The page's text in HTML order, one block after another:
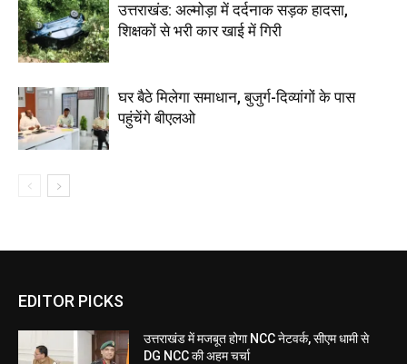
उत्तराखंड: अल्मोड़ा में दर्दनाक सड़क हादसा,
शिक्षकों से भरी कार खाई में गिरी
घर बैठे मिलेगा समाधान, बुजुर्ग-दिव्यांगों के पास
पहुंचेंगे बीएलओ
EDITOR PICKS
उत्तराखंड में मजबूत होगा NCC नेटवर्क, सीएम धामी से
DG NCC की अहम चर्चा